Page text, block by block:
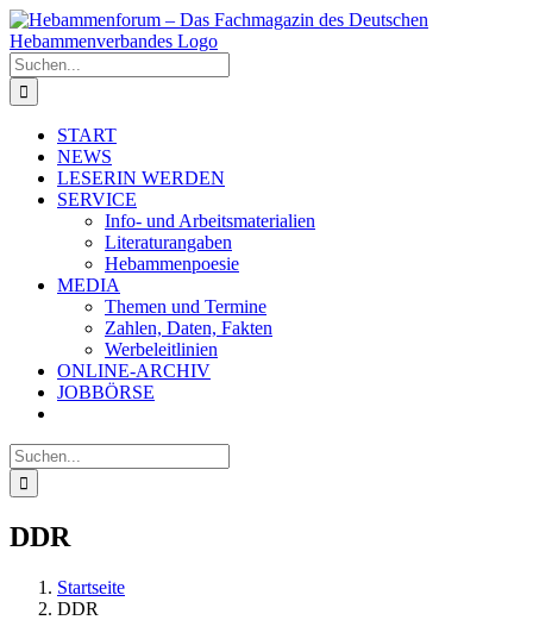
Zum
Inhalt
springen
Suche
nach:
START
NEWS
LESERIN WERDEN
SERVICE
Info- und Arbeitsmaterialien
Literaturangaben
Hebammenpoesie
MEDIA
Themen und Termine
Zahlen, Daten, Fakten
Werbeleitlinien
ONLINE-ARCHIV
JOBBÖRSE
Suche
nach:
DDR
Startseite
DDR